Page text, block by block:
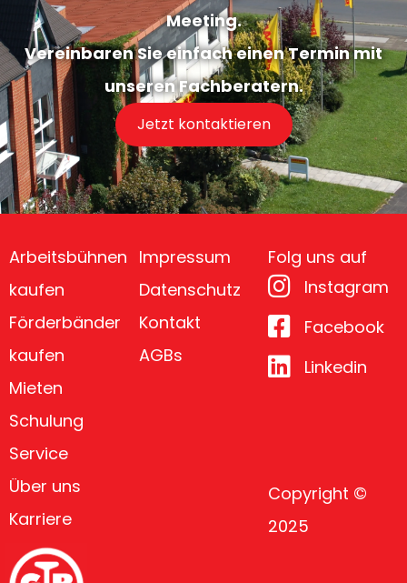
Meeting.
Vereinbaren Sie einfach einen Termin mit
unseren Fachberatern.
Jetzt kontaktieren
Arbeitsbühnen
kaufen
Förderbänder
kaufen
Mieten
Schulung
Service
Über uns
Karriere
Impressum
Datenschutz
Kontakt
AGBs
Folg uns auf
Instagram
Facebook
Linkedin
Copyright ©
2025